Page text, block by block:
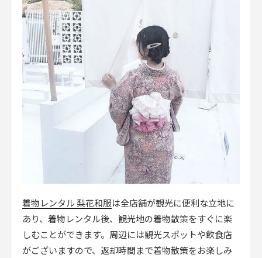
着物レンタル 梨花和服は全店舗が観光に便利な立地に
あり、着物レンタル後、観光地の着物散策をすぐに楽
しむことができます。周辺には観光スポットや飲食店
がございますので、返却時間まで着物散策をお楽しみ